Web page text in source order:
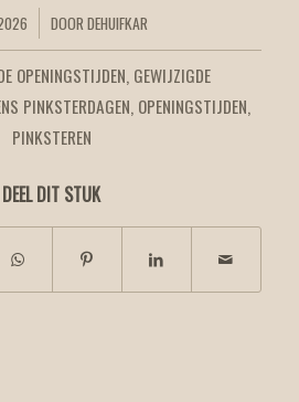
DOORDEHUIFKAR
OPENINGSTIJDEN, GEWIJZIGDE
PINKSTERDAGEN, OPENINGSTIJDEN,
PINKSTEREN
DEEL DIT STUK